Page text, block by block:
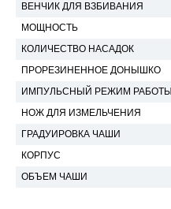
ВЕНЧИК ДЛЯ ВЗБИВАНИЯ
МОЩНОСТЬ
КОЛИЧЕСТВО НАСАДОК
ПРОРЕЗИНЕННОЕ ДОНЫШКО
ИМПУЛЬСНЫЙ РЕЖИМ РАБОТЫ
НОЖ ДЛЯ ИЗМЕЛЬЧЕНИЯ
ГРАДУИРОВКА ЧАШИ
КОРПУС
ОБЪЕМ ЧАШИ